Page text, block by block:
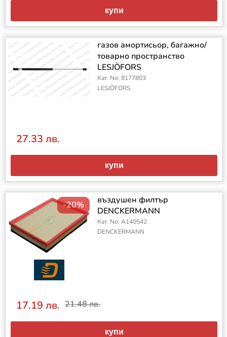
купи
газов амортисьор, багажно/
товарно пространство
LESJÖFORS
Кат. No: 8177803
LESJÖFORS
27.33 лв.
купи
-20%
въздушен филтър
DENCKERMANN
Кат. No: A140542
DENCKERMANN
17.19 лв. 21.48 лв.
купи